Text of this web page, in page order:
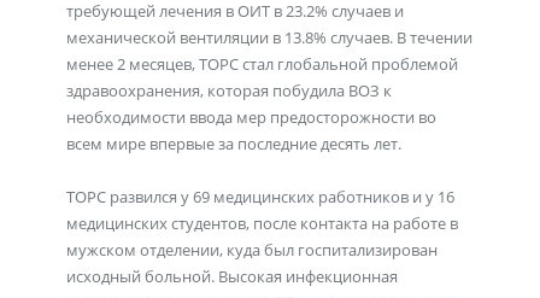
требующей лечения в ОИТ в 23.2% случаев и
механической вентиляции в 13.8% случаев. В течении
менее 2 месяцев, ТОРС стал глобальной проблемой
здравоохранения, которая побудила ВОЗ к
необходимости ввода мер предосторожности во
всем мире впервые за последние десять лет.
ТОРС развился у 69 медицинских работников и у 16
медицинских студентов, после контакта на работе в
мужском отделении, куда был госпитализирован
исходный больной. Высокая инфекционная